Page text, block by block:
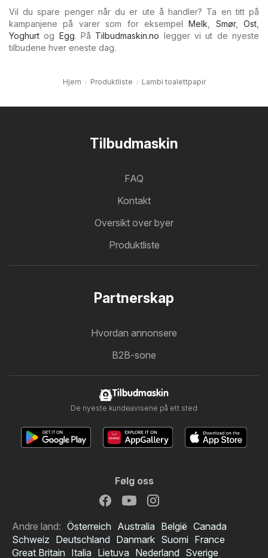
Vil du spare penger når du er ute å handler? Ta en titt på
kampanjene på varer som for eksempelMelk Smør, Ost
Yoghurt og Egg. På Tilbudmaskin.no legger vi ut de nyeste
tilbudene hver eneste dag.
Hjem Produktliste Lambi toalettpapir
Tilbudmaskin
FAQ
Kontakt
Oversikt over byer
Produktliste
Partnerskap
Hvordan annonsere
B2B-sone
Tilbudmaskin
De nyeste kundeavisene på ett sted
Følg oss
Andre land: Österreich Australia België Canada
Schweiz Deutschland Danmark Suomi France
Great Britain Italia Lietuva Nederland Sverige